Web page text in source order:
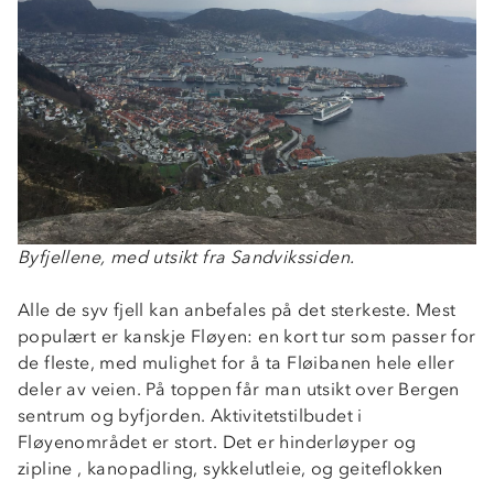
Byfjellene, med utsikt fra Sandvikssiden.
Alle de syv fjell kan anbefales på det sterkeste. Mest
populært er kanskje Fløyen: en kort tur som passer for
de fleste, med mulighet for å ta Fløibanen hele eller
deler av veien. På toppen får man utsikt over Bergen
sentrum og byfjorden. Aktivitetstilbudet i
Fløyenområdet er stort. Det er hinderløyper og
zipline , kanopadling, sykkelutleie, og geiteflokken